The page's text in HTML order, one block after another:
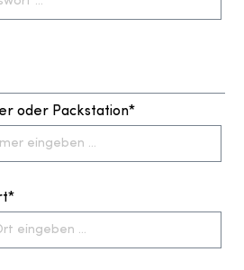
oder Packstation*